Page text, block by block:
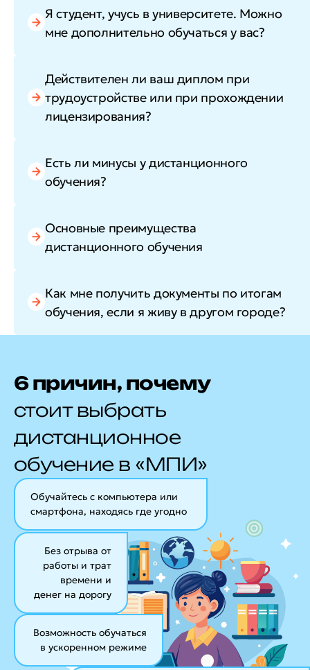
Я студент, учусь в университете. Можно
мне дополнительно обучаться у вас?
Действителен ли ваш диплом при
трудоустройстве или при прохождении
лицензирования?
Есть ли минусы у дистанционного
обучения?
Основные преимущества
дистанционного обучения
Как мне получить документы по итогам
обучения, если я живу в другом городе?
6 причин, почему
стоит выбрать
дистанционное
обучение в «МПИ»
Обучайтесь с компьютера или
смартфона, находясь где угодно
Возможность обучаться
в ускоренном режиме
Без отрыва от
работы и трат
времени и
денег на дорогу